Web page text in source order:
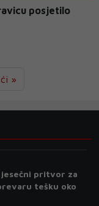
posjetilo
»
pritvor za
tešku oko